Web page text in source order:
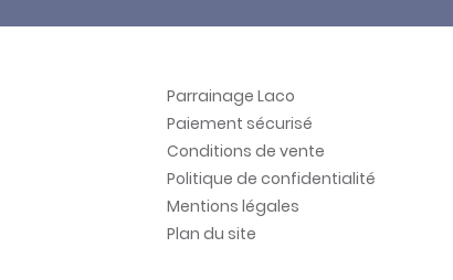
Parrainage Laco
Paiement sécurisé
Conditions de vente
Politique de confidentialité
Mentions légales
Plan du site